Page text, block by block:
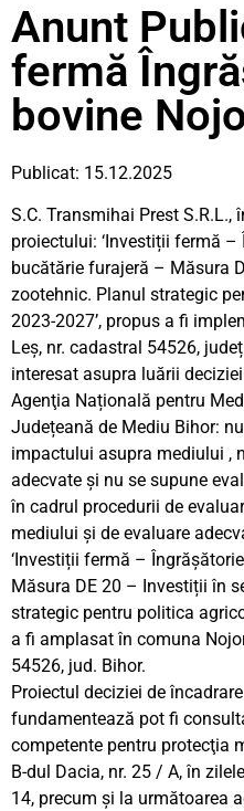
Anunt
fermă
bovine
Publicat: 15.12.2025
S.C. Transmihai Prest S.R.L.,
proiectului: ‘Investiții fermă
bucătărie furajeră – Măsura
zootehnic. Planul strategic
2023-2027’, propus a fi
Leș, nr. cadastral 54526,
interesat asupra luării
Agenţia Națională pentru
Județeană de Mediu Bihor:
impactului asupra mediului ,
adecvate și nu se supune
în cadrul procedurii de
mediului şi de evaluare
‘Investiții fermă –
Măsura DE 20 – Investiții în
strategic pentru politica
a fi amplasat în comuna
54526, jud. Bihor.
Proiectul deciziei de
fundamentează pot fi
competente pentru protecţia
B-dul Dacia, nr. 25 / A, în
14, precum şi la următoarea